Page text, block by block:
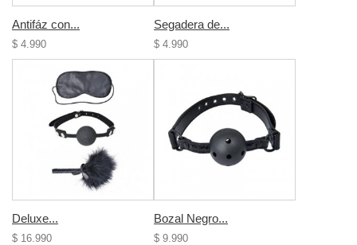
Antifáz con...
$ 4.990
Segadera de...
$ 4.990
Deluxe...
$ 16.990
Bozal Negro...
$ 9.990